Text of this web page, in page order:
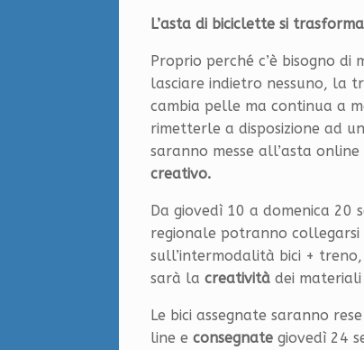
L’asta di biciclette si
Proprio perché c’è bisogno di
lasciare indietro nessuno, la
cambia pelle ma continua a
rimetterle a disposizione ad
saranno messe all’asta online
creativo.
Da giovedì 10 a domenica
regionale potranno
sull’intermodalità bici +
sarà la creatività dei materiali
Le bici assegnate saranno
line e consegnate giovedì 24